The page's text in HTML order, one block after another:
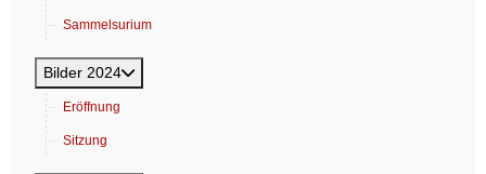
Sammelsurium
Bilder 2024
Eröffnung
Sitzung